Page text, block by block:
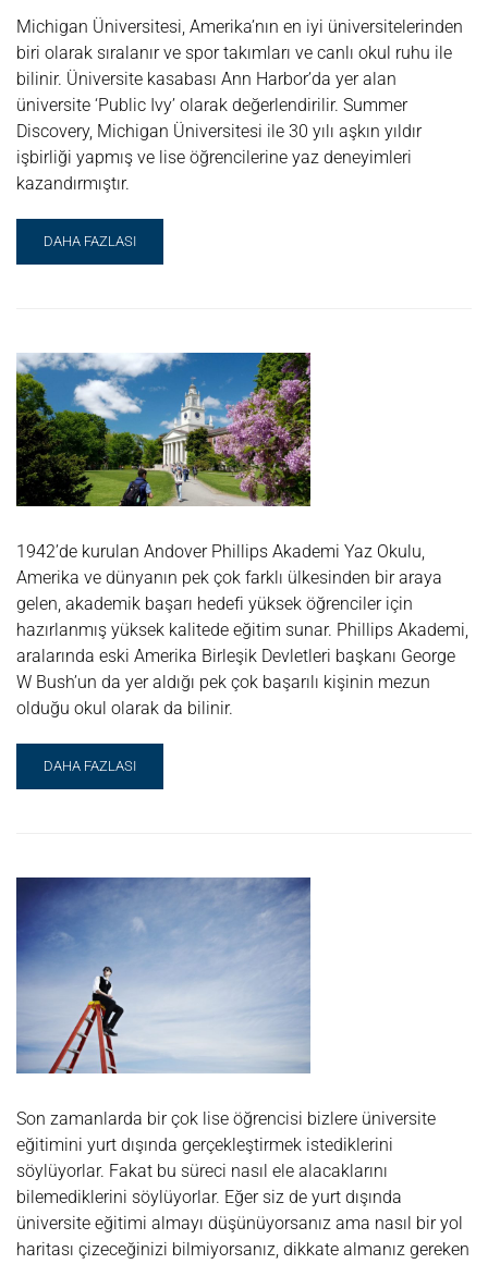
Michigan Üniversitesi, Amerika’nın en iyi üniversitelerinden
biri olarak sıralanır ve spor takımları ve canlı okul ruhu ile
bilinir. Üniversite kasabası Ann Harbor’da yer alan
üniversite ‘Public Ivy’ olarak değerlendirilir. Summer
Discovery, Michigan Üniversitesi ile 30 yılı aşkın yıldır
işbirliği yapmış ve lise öğrencilerine yaz deneyimleri
kazandırmıştır.
READ
MORE
ANN
HARBOR
|
SUMMER
DISCOVERY
DAHA FAZLASI
1942’de kurulan Andover Phillips Akademi Yaz Okulu,
Amerika ve dünyanın pek çok farklı ülkesinden bir araya
gelen, akademik başarı hedefi yüksek öğrenciler için
hazırlanmış yüksek kalitede eğitim sunar. Phillips Akademi,
aralarında eski Amerika Birleşik Devletleri başkanı George
W Bush’un da yer aldığı pek çok başarılı kişinin mezun
olduğu okul olarak da bilinir.
READ
MORE
ACADEMY
YAZ
DAHA FAZLASI
Son zamanlarda bir çok lise öğrencisi bizlere üniversite
eğitimini yurt dışında gerçekleştirmek istediklerini
söylüyorlar. Fakat bu süreci nasıl ele alacaklarını
bilemediklerini söylüyorlar. Eğer siz de yurt dışında
üniversite eğitimi almayı düşünüyorsanız ama nasıl bir yol
haritası çizeceğinizi bilmiyorsanız, dikkate almanız gereken